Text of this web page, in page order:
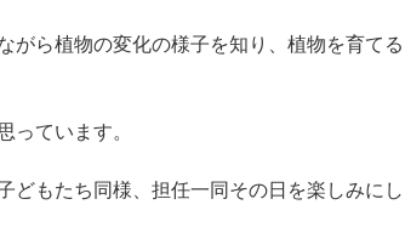
がら植物の変化の様子を知り、植物を育てる
っています。
どもたち同様、担任一同その日を楽しみにし